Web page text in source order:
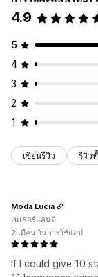
4.9
5
4
3
2
1
เขียนรีวิว รีวิว
If I could give 10
Moda Lucia
เนเธอร์แลนด์
2 เดือน ในการใช้แอป